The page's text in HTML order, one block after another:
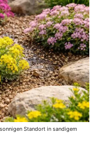
Standort in sandigem